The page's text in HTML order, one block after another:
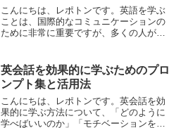
こんにちは、レポトンです。英語を学ぶ
ことは、国際的なコミュニケーションの
ために非常に重要ですが、多くの人が効
は、英語を効果的に勉強するための方法
とヒントを、わかりやすく...
英会話を効果的に学ぶためのプロ
ンプト集と活用法
こんにちは、レポトンです。英会話を効
果的に学ぶ方法について、「どのように
学べばいいのか」「モチベーションを保